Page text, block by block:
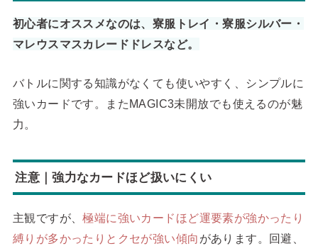
初心者にオススメなのは、寮服トレイ・寮服シルバー・
マレウスマスカレードドレスなど。
バトルに関する知識がなくても使いやすく、シンプルに
強いカードです。またMAGIC3未開放でも使えるのが魅
力。
注意｜強力なカードほど扱いにくい
主観ですが、極端に強いカードほど運要素が強かったり
縛りが多かったりとクセが強い傾向 があります。回避、